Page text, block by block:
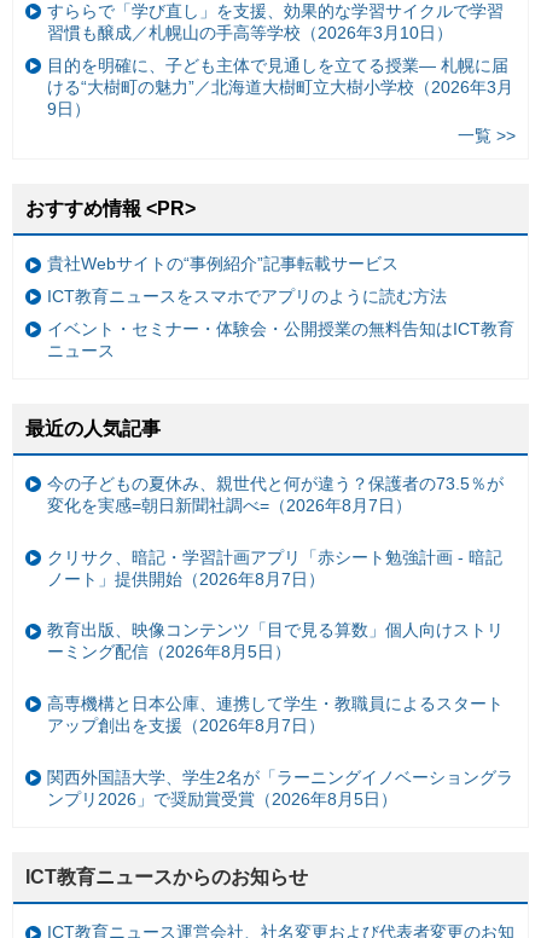
すららで「学び直し」を支援、効果的な学習サイクルで学習
習慣も醸成／札幌山の手高等学校（2026年3月10日）
目的を明確に、子ども主体で見通しを立てる授業— 札幌に届
ける“大樹町の魅力”／北海道大樹町立大樹小学校（2026年3月
9日）
一覧 >>
おすすめ情報 <PR>
貴社Webサイトの“事例紹介”記事転載サービス
ICT教育ニュースをスマホでアプリのように読む方法
イベント・セミナー・体験会・公開授業の無料告知はICT教育
ニュース
最近の人気記事
今の子どもの夏休み、親世代と何が違う？保護者の73.5％が
変化を実感=朝日新聞社調べ=（2026年8月7日）
クリサク、暗記・学習計画アプリ「赤シート勉強計画 - 暗記
ノート」提供開始（2026年8月7日）
教育出版、映像コンテンツ「目で見る算数」個人向けストリ
ーミング配信（2026年8月5日）
高専機構と日本公庫、連携して学生・教職員によるスタート
アップ創出を支援（2026年8月7日）
関西外国語大学、学生2名が「ラーニングイノベーショングラ
ンプリ2026」で奨励賞受賞（2026年8月5日）
ICT教育ニュースからのお知らせ
ICT教育ニュース運営会社、社名変更および代表者変更のお知